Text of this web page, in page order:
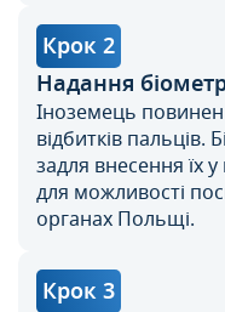
Крок 2
Надання
Іноземець
відбитків пальців.
задля внесення їх
для можливості
органах Польщі.
Крок 3